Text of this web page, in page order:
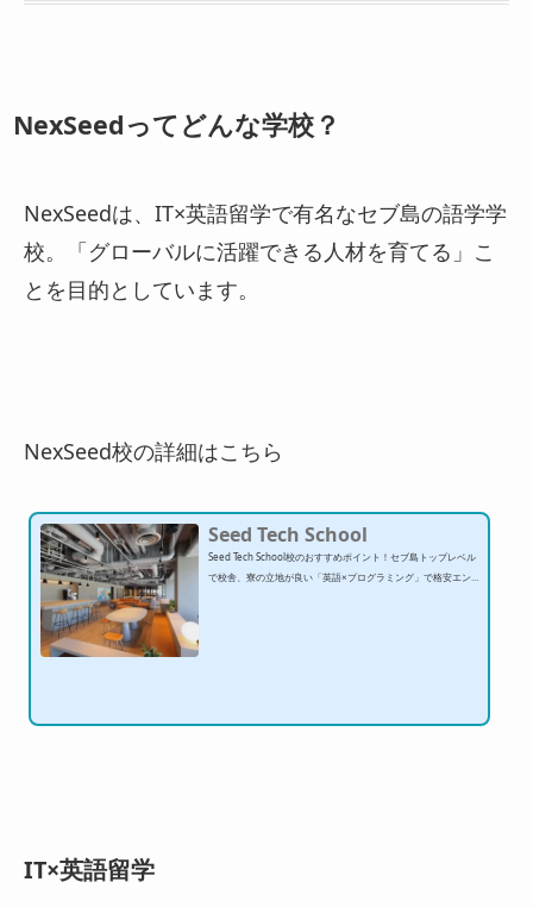
NexSeedってどんな学校？
NexSeedは、IT×英語留学で有名なセブ島の語学学
校。「グローバルに活躍できる人材を育てる」こ
とを目的としています。
NexSeed校の詳細はこちら
Seed Tech School
Seed Tech School校のおすすめポイント！セブ島トップレベル
で校舎、寮の立地が良い「英語×プログラミング」で格安エン
IT×英語留学